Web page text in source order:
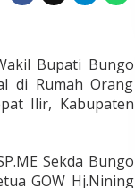
Bupati Bungo
di Rumah Orang
Ilir, Kabupaten
Sekda Bungo
GOW Hj.Nining